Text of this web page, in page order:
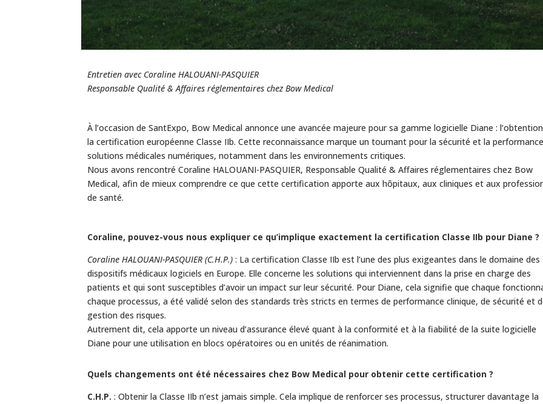
Entretien avec Coraline HALOUANI-PASQUIER
Responsable Qualité & Affaires réglementaires chez Bow Medical
À l’occasion de SantExpo, Bow Medical annonce une avancée majeure pour sa gamme logicielle Diane :
la certification européenne Classe IIb. Cette reconnaissance marque un tournant pour la sécurité et la
solutions médicales numériques, notamment dans les environnements critiques.
Nous avons rencontré Coraline HALOUANI-PASQUIER, Responsable Qualité & Affaires réglementaires chez Bow
Medical, afin de mieux comprendre ce que cette certification apporte aux hôpitaux, aux cliniques et aux
de santé.
Coraline, pouvez-vous nous expliquer ce qu’implique exactement la certification Classe IIb pour Diane ?
Coraline HALOUANI-PASQUIER (C.H.P.): La certification Classe IIb est l’une des plus exigeantes dans le domaine des
dispositifs médicaux logiciels en Europe. Elle concerne les solutions qui interviennent dans la prise en charge des
patients et qui sont susceptibles d’avoir un impact sur leur sécurité. Pour Diane, cela signifie que chaque
chaque processus, a été validé selon des standards très stricts en termes de performance clinique, de sécurité et
gestion des risques.
Autrement dit, cela apporte un niveau d’assurance élevé quant à la conformité et à la fiabilité de la suite logicielle
Diane pour une utilisation en blocs opératoires ou en unités de réanimation.
Quels changements ont été nécessaires chez Bow Medical pour obtenir cette certification ?
C.H.P. : Obtenir la Classe IIb n’est jamais simple. Cela implique de renforcer ses processus, structurer davantage la